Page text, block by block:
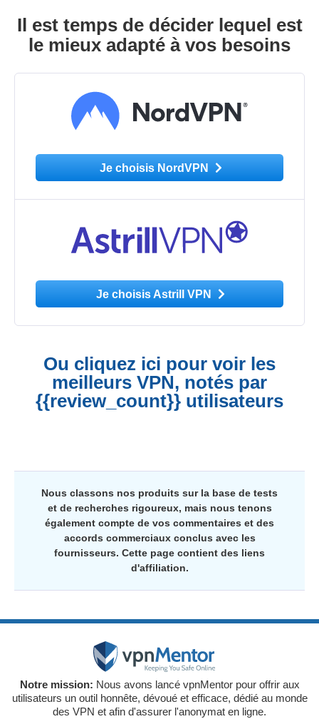
Il est temps de décider lequel est
le mieux adapté à vos besoins
Je choisis NordVPN
Je choisis Astrill VPN
Ou cliquez ici pour voir les
meilleurs VPN, notés par
{{review_count}} utilisateurs
Nous classons nos produits sur la base de tests
et de recherches rigoureux, mais nous tenons
également compte de vos commentaires et des
accords commerciaux conclus avec les
fournisseurs. Cette page contient des liens
d'affiliation.
Notre mission: Nous avons lancé vpnMentor pour offrir aux
utilisateurs un outil honnête, dévoué et efficace, dédié au monde
des VPN et afin d'assurer l'anonymat en ligne.